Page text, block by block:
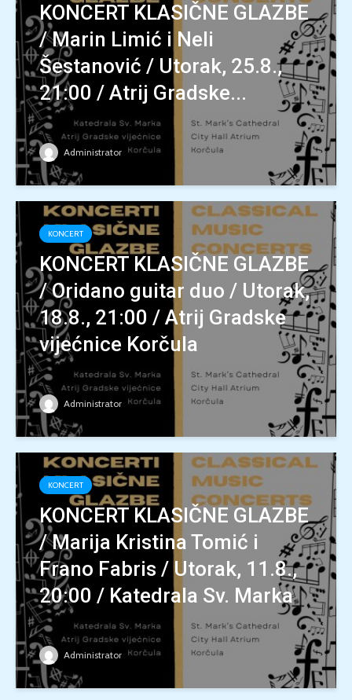
KONCERT KLASIČNE GLAZBE
/ Marin Limić i Neli
Šestanović / Utorak, 25.8.,
21:00 / Atrij Gradske...
Administrator
KONCERT
KONCERT KLASIČNE GLAZBE
/ Oridano guitar duo / Utorak,
18.8., 21:00 / Atrij Gradske
vijećnice Korčula
Administrator
KONCERT
KONCERT KLASIČNE GLAZBE
/ Marija Kristina Tomić i
Frano Fabris / Utorak, 11.8.,
20:00 / Katedrala Sv. Marka
Administrator